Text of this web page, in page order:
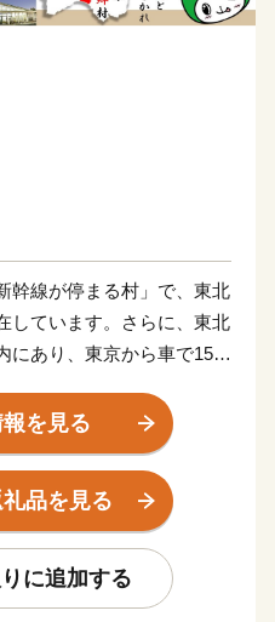
線が停まる村」で、東北
しています。さらに、東北
にあり、東京から車で150
暮らしやすく、自然豊かな
多くなっています。
日光国立公園にある甲子
然と、豊富に湧き出る温泉
を見る
品を見る
に追加する